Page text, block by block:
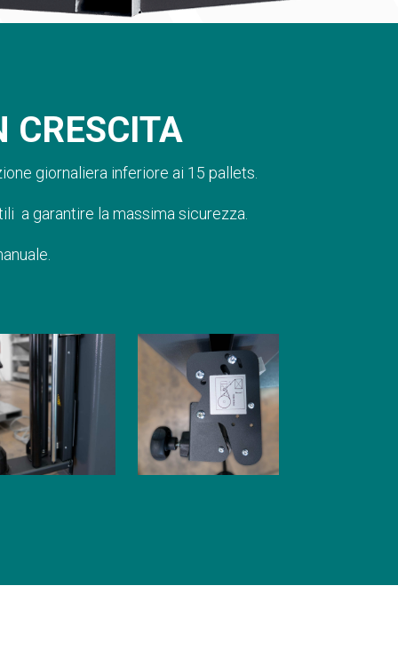
CRESCITA
giornaliera inferiore ai 15 pallets.
a garantire la massima sicurezza.